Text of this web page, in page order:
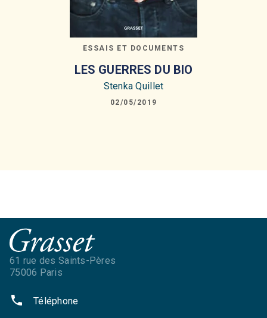
ESSAIS ET DOCUMENTS
LES GUERRES DU BIO
Stenka Quillet
02/05/2019
61 rue des Saints-Pères
75006 Paris
phone Téléphone